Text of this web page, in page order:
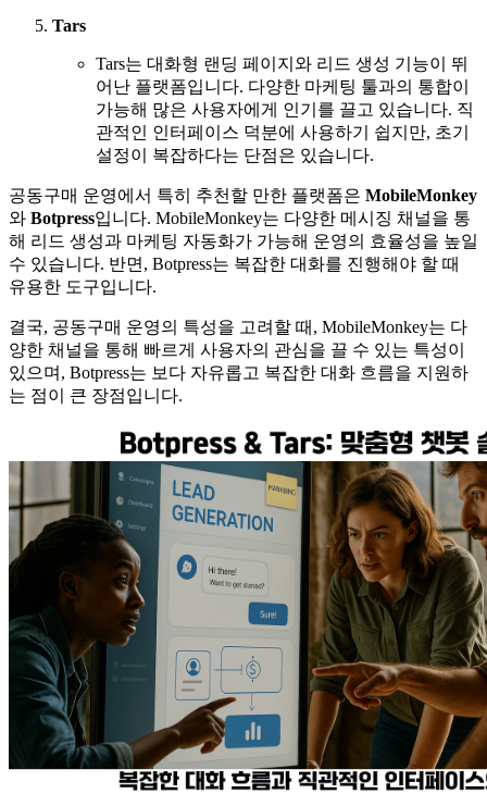
Tars
Tars는 대화형 랜딩 페이지와 리드 생성 기능이 뛰
어난 플랫폼입니다. 다양한 마케팅 툴과의 통합이
가능해 많은 사용자에게 인기를 끌고 있습니다. 직
관적인 인터페이스 덕분에 사용하기 쉽지만, 초기
설정이 복잡하다는 단점은 있습니다.
공동구매 운영에서 특히 추천할 만한 플랫폼은 MobileMonkey
와 Botpress입니다. MobileMonkey는 다양한 메시징 채널을 통
해 리드 생성과 마케팅 자동화가 가능해 운영의 효율성을 높일
수 있습니다. 반면, Botpress는 복잡한 대화를 진행해야 할 때
유용한 도구입니다.
결국, 공동구매 운영의 특성을 고려할 때, MobileMonkey는 다
양한 채널을 통해 빠르게 사용자의 관심을 끌 수 있는 특성이
있으며, Botpress는 보다 자유롭고 복잡한 대화 흐름을 지원하
는 점이 큰 장점입니다.